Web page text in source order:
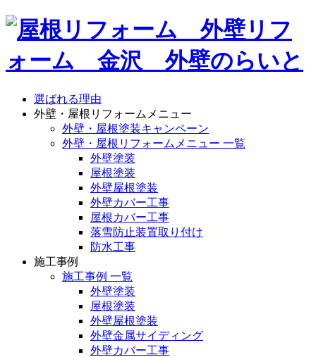
選ばれる理由
外壁・屋根リフォームメニュー
外壁・屋根塗装キャンペーン
外壁・屋根リフォームメニュー 一覧
外壁塗装
屋根塗装
外壁屋根塗装
外壁カバー工事
屋根カバー工事
落雪防止装置取り付け
防水工事
施工事例
施工事例 一覧
外壁塗装
屋根塗装
外壁屋根塗装
外壁金属サイディング
外壁カバー工事